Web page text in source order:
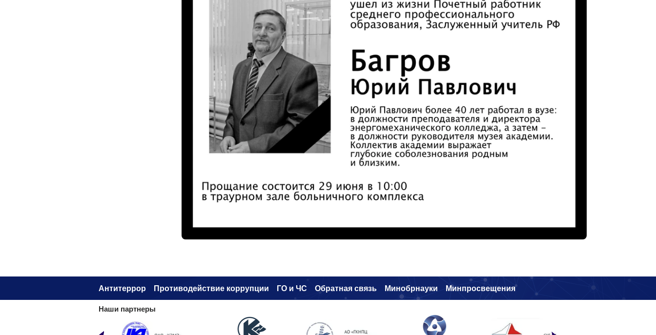
Антитеррор Противодействие коррупции ГО и ЧС Обратная связь Минобрнауки Минпросвещения
Наши партнеры